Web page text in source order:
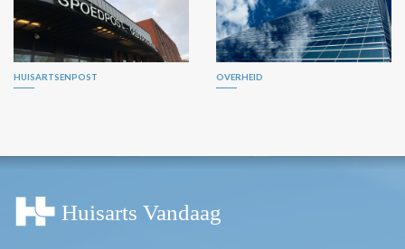
HUISARTSENPOST OVERHEID